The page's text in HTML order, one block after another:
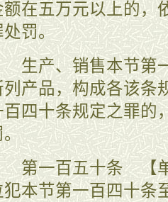
额在五万元以上的，
处罚。
产、销售本节第一
列产品，构成各该条
百四十条规定之罪的
。
一百五十条 【单
犯本节第一百四十条